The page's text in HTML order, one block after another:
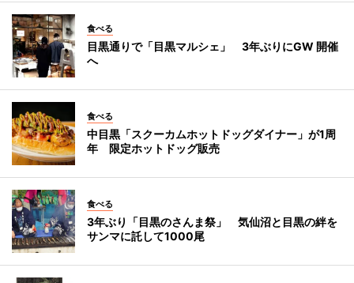
食べる
目黒通りで「目黒マルシェ」 3年ぶりにGW 開催
へ
食べる
中目黒「スクーカムホットドッグダイナー」が1周
年 限定ホットドッグ販売
食べる
3年ぶり「目黒のさんま祭」 気仙沼と目黒の絆を
サンマに託して1000尾